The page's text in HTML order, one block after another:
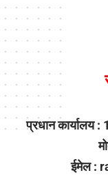
प्रधान कार्यालय
ईमेल :